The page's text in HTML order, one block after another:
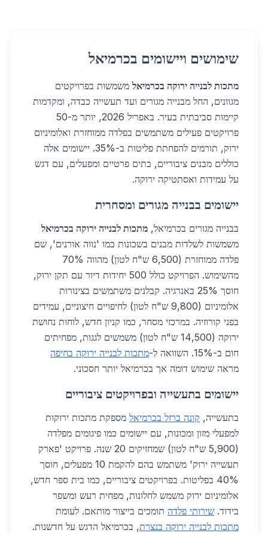
שימושים ויישומים בכרמיאל
מתכות לבנייה ירוקה בכרמיאל משמשות בפרויקטים
מגוונים, החל מבנייה מגורים ועד תעשייה כבדה, ומקדמות
קיימות סביבתית בעיר. באפריל 2026, יותר מ-50
פרויקטים פעילים משתמשים בפלדה ממוחזרת ואלומיניום
ירוק, תורמים להפחתת פליטות ב-35%. יישומים אלה
כוללים מבנים ציבוריים, בתים פרטיים ומפעלים, עם דגש
על עמידות ואסתטיקה ירוקה.
יישומים בבנייה מגורים ומסחרית
בבנייה מגורים בכרמיאל, מתכות לבנייה ירוקה בכרמיאל
משמשות לשלדות מבנים בשכונות כמו 'נווה אורנים', שם
פלדה ממוחזרת (6,500 ש"ח לטון) מהווה 70%
מהשימוש. הפרויקט כולל 500 יחידות דיור עם תקן ירוק,
חוסך 25% באנרגיה. קבלנים משתמשים בצינורות
אלומיניום (9,800 ש"ח לטון) לחיפויים חיצוניים, עמידים
בפני קורוזיה. במרכזי מסחר, כמו קניון חדש, לוחות נחושת
ירוקה (14,500 ש"ח לטון) משמשים לגגות, מפחיתים
חום ב-15%. השוואה ל-
מתכות לבנייה ירוקה בחיפה
מראה שימוש דומה אך בכרמיאל יותר חסכוני.
יישומים בתעשייה ובפרויקטים ציבוריים
בתעשייה, קונה ברזל בכרמיאל מספקת מתכות ירוקות
למפעלי מזון ומכונות, עם יישומים כמו פיגומים מפלדה
(5,900 ש"ח לטון) שמחזיקים 20 שנה. פרויקט 'פארק
תעשייה ירוק' משתמש בהם להקמת 10 מפעלים, חוסך
40% בפליטות. בפרויקטים ציבוריים, כמו בית ספר חדש,
אלומיניום ירוק משמש לחלונות, מפחית רעש ומשפר
בידוד. שירותי פלדה תומכים בייצור מותאם. לעומת
מתכות לבנייה ירוקה בנצרת, בכרמיאל הדגש על חדשנות.